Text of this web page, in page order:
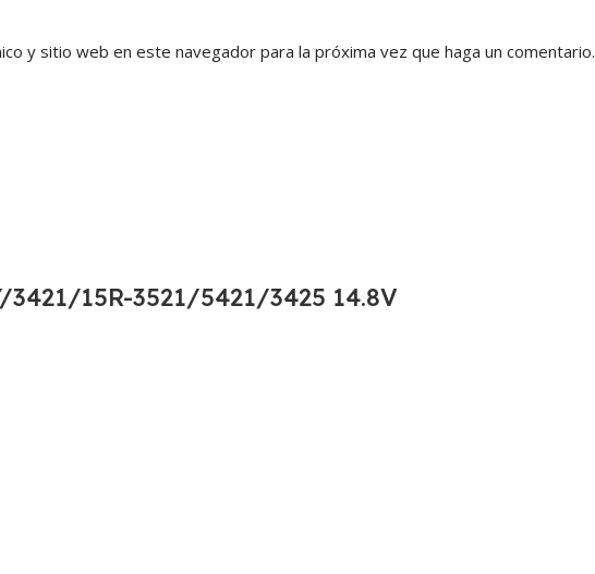
y sitio web en este navegador para la próxima vez que haga un comentario.
3421/15R-3521/5421/3425 14.8V